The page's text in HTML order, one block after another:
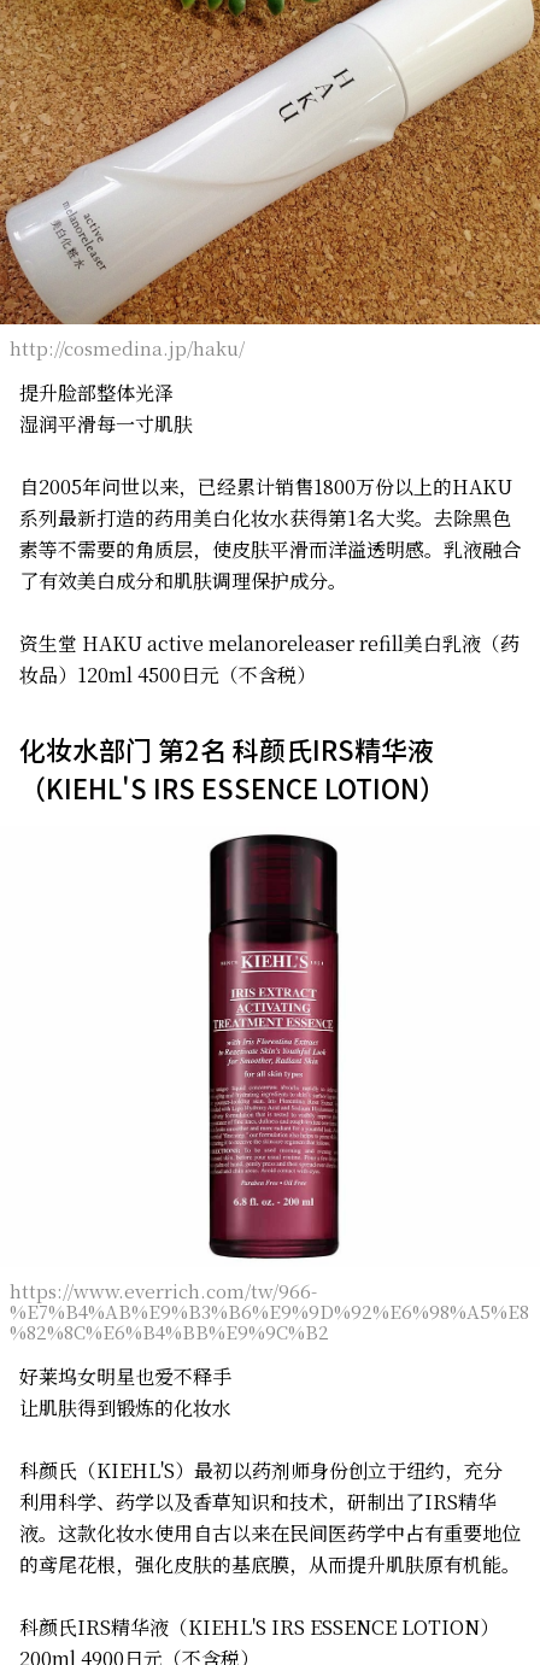
http://cosmedina.jp/haku/
提升脸部整体光泽
湿润平滑每一寸肌肤
自2005年问世以来，已经累计销售1800万份以上的HAKU
系列最新打造的药用美白化妆水获得第1名大奖。去除黑色
素等不需要的角质层，使皮肤平滑而洋溢透明感。乳液融合
了有效美白成分和肌肤调理保护成分。
资生堂 HAKU active melanoreleaser refill美白乳液（药
妆品）120ml 4500日元（不含税）
化妆水部门 第2名 科颜氏IRS精华液
（KIEHL'S IRS ESSENCE LOTION）
https://www.everrich.com/tw/966-
%E7%B4%AB%E9%B3%B6%E9%9D%92%E6%98%A5%E8
%82%8C%E6%B4%BB%E9%9C%B2
好莱坞女明星也爱不释手
让肌肤得到锻炼的化妆水
科颜氏（KIEHL'S）最初以药剂师身份创立于纽约，充分
利用科学、药学以及香草知识和技术，研制出了IRS精华
液。这款化妆水使用自古以来在民间医药学中占有重要地位
的鸢尾花根，强化皮肤的基底膜，从而提升肌肤原有机能。
科颜氏IRS精华液（KIEHL'S IRS ESSENCE LOTION）
200ml 4900日元（不含税）